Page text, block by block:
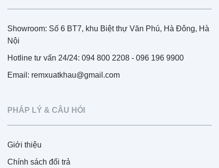
Showroom: Số 6 BT7, khu Biệt thự Văn Phú, Hà Đông, Hà
Nội
Hotline tư vấn 24/24: 094 800 2208 - 096 196 9900
Email: remxuatkhau@gmail.com
PHÁP LÝ & CÂU HỎI
Giới thiệu
Chính sách đổi trả